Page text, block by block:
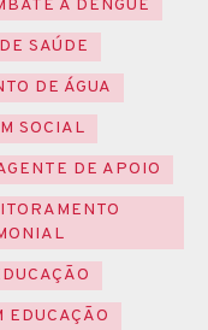
A DENGUE
SAÚDE
DE ÁGUA
SOCIAL
DE APOIO
EDUCAÇÃO